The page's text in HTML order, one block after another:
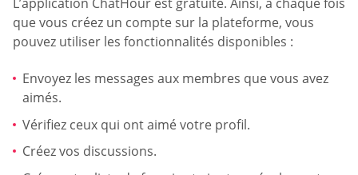
L’application ChatHour est gratuite. Ainsi, à chaque fois
que vous créez un compte sur la plateforme, vous
pouvez utiliser les fonctionnalités disponibles :
Envoyez les messages aux membres que vous avez
aimés.
Vérifiez ceux qui ont aimé votre profil.
Créez vos discussions.